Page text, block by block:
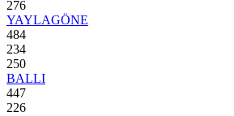
276
YAYLAGÖNE
484
234
250
BALLI
447
226